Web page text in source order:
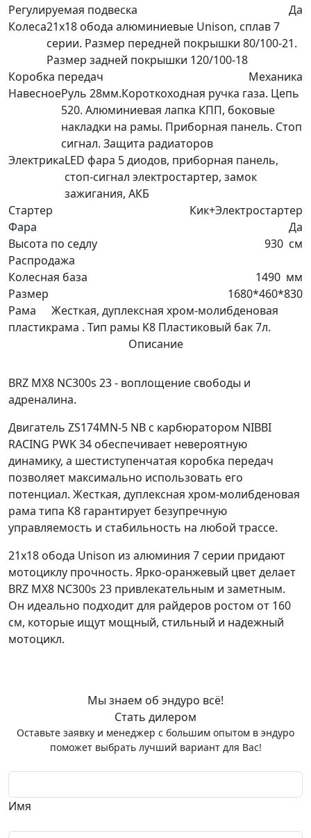
Описание
BRZ MX8 NC300s 23 - воплощение свободы и
адреналина.
Двигатель ZS174MN-5 NB с карбюратором NIBBI
RACING PWK 34 обеспечивает невероятную
динамику, а шестиступенчатая коробка передач
позволяет максимально использовать его
потенциал. Жесткая, дуплексная хром-молибденовая
рама типа K8 гарантирует безупречную
управляемость и стабильность на любой трассе.
21х18 обода Unison из алюминия 7 серии придают
мотоциклу прочность. Ярко-оранжевый цвет делает
BRZ MX8 NC300s 23 привлекательным и заметным.
Он идеально подходит для райдеров ростом от 160
см, которые ищут мощный, стильный и надежный
мотоцикл.
Регулируемая подвеска
Да
Колеса21х18 обода алюминиевые Unison, сплав 7
серии. Размер передней покрышки 80/100-21.
Размер задней покрышки 120/100-18
Коробка передач
Механика
НавесноеРуль 28мм.Короткоходная ручка газа. Цепь
520. Алюминиевая лапка КПП, боковые
накладки на рамы. Приборная панель. Стоп
сигнал. Защита радиаторов
ЭлектрикаLED фара 5 диодов, приборная панель,
стоп-сигнал электростартер, замок
зажигания, АКБ
Стартер
Кик+Электростартер
Фара
Да
Высота по седлу
930 см
Распродажа
Колесная база
1490 мм
Размер
1680*460*830
Рама
пластик
Жесткая, дуплексная хром-молибденовая
рама . Тип рамы K8 Пластиковый бак 7л.
Мы знаем об эндуро всё!
Стать дилером
Оставьте заявку и менеджер с большим опытом в эндуро
поможет выбрать лучший вариант для Вас!
Имя